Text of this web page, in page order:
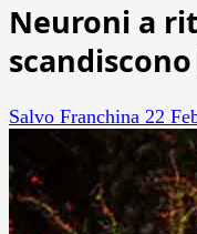
Neuroni a
Salvo Franchina 22